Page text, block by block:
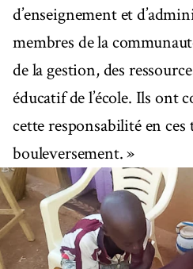
d’enseignement et
membres de la
de la gestion, des
éducatif de l’école. Ils ont
cette responsabilité en ces
bouleversement. »